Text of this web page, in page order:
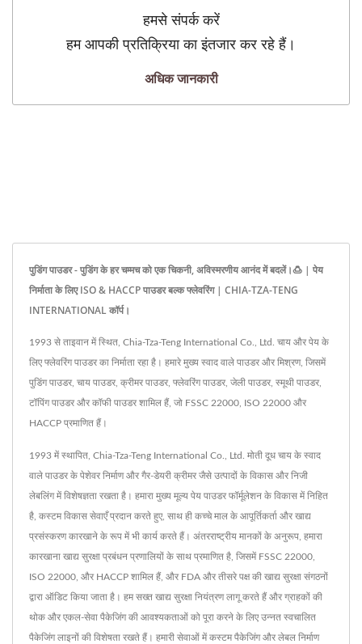
हमसे संपर्क करें
हम आपकी प्रतिक्रिया का इंतजार कर रहे हैं।
अधिक जानकारी
पुडिंग पाउडर - पुडिंग के हर चम्मच को एक चिकनी, अविस्मरणीय आनंद में बदलें।🍮 | पेय
निर्माता के लिए ISO & HACCP पाउडर बल्क फ्लेवरिंग | CHIA-TZA-TENG
INTERNATIONAL कॉर्प।
1993 से ताइवान में स्थित, Chia-Tza-Teng International Co., Ltd. चाय और पेय के
लिए फ्लेवरिंग पाउडर का निर्माता रहा है। हमारे मुख्य स्वाद वाले पाउडर और मिश्रण, जिसमें
पुडिंग पाउडर, चाय पाउडर, क्रीमर पाउडर, फ्लेवरिंग पाउडर, जेली पाउडर, स्मूथी पाउडर,
टॉपिंग पाउडर और कॉफी पाउडर शामिल हैं, जो FSSC 22000, ISO 22000 और
HACCP प्रमाणित हैं।
1993 में स्थापित, Chia-Tza-Teng International Co., Ltd. मोती दूध चाय के स्वाद
वाले पाउडर के पेशेवर निर्माण और गैर-डेयरी क्रीमर जैसे उत्पादों के विकास और निजी
लेबलिंग में विशेषज्ञता रखता है। हमारा मुख्य मूल्य पेय पाउडर फॉर्मूलेशन के विकास में निहित
है, कस्टम विकास सेवाएँ प्रदान करते हुए, साथ ही कच्चे माल के आपूर्तिकर्ता और खाद्य
प्रसंस्करण कारखाने के रूप में भी कार्य करते हैं। अंतरराष्ट्रीय मानकों के अनुरूप, हमारा
कारखाना खाद्य सुरक्षा प्रबंधन प्रणालियों के साथ प्रमाणित है, जिसमें FSSC 22000,
ISO 22000, और HACCP शामिल हैं, और FDA और तीसरे पक्ष की खाद्य सुरक्षा संगठनों
द्वारा ऑडिट किया जाता है। हम सख्त खाद्य सुरक्षा नियंत्रण लागू करते हैं और ग्राहकों की
थोक और एकल-सेवा पैकेजिंग की आवश्यकताओं को पूरा करने के लिए उन्नत स्वचालित
पैकेजिंग लाइनों की विशेषता रखते हैं। हमारी सेवाओं में कस्टम पैकेजिंग और लेबल निर्माण